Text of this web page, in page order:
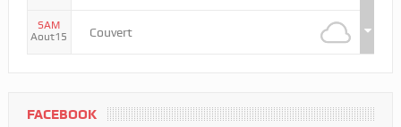
SAM
Aout15
Couvert
FACEBOOK